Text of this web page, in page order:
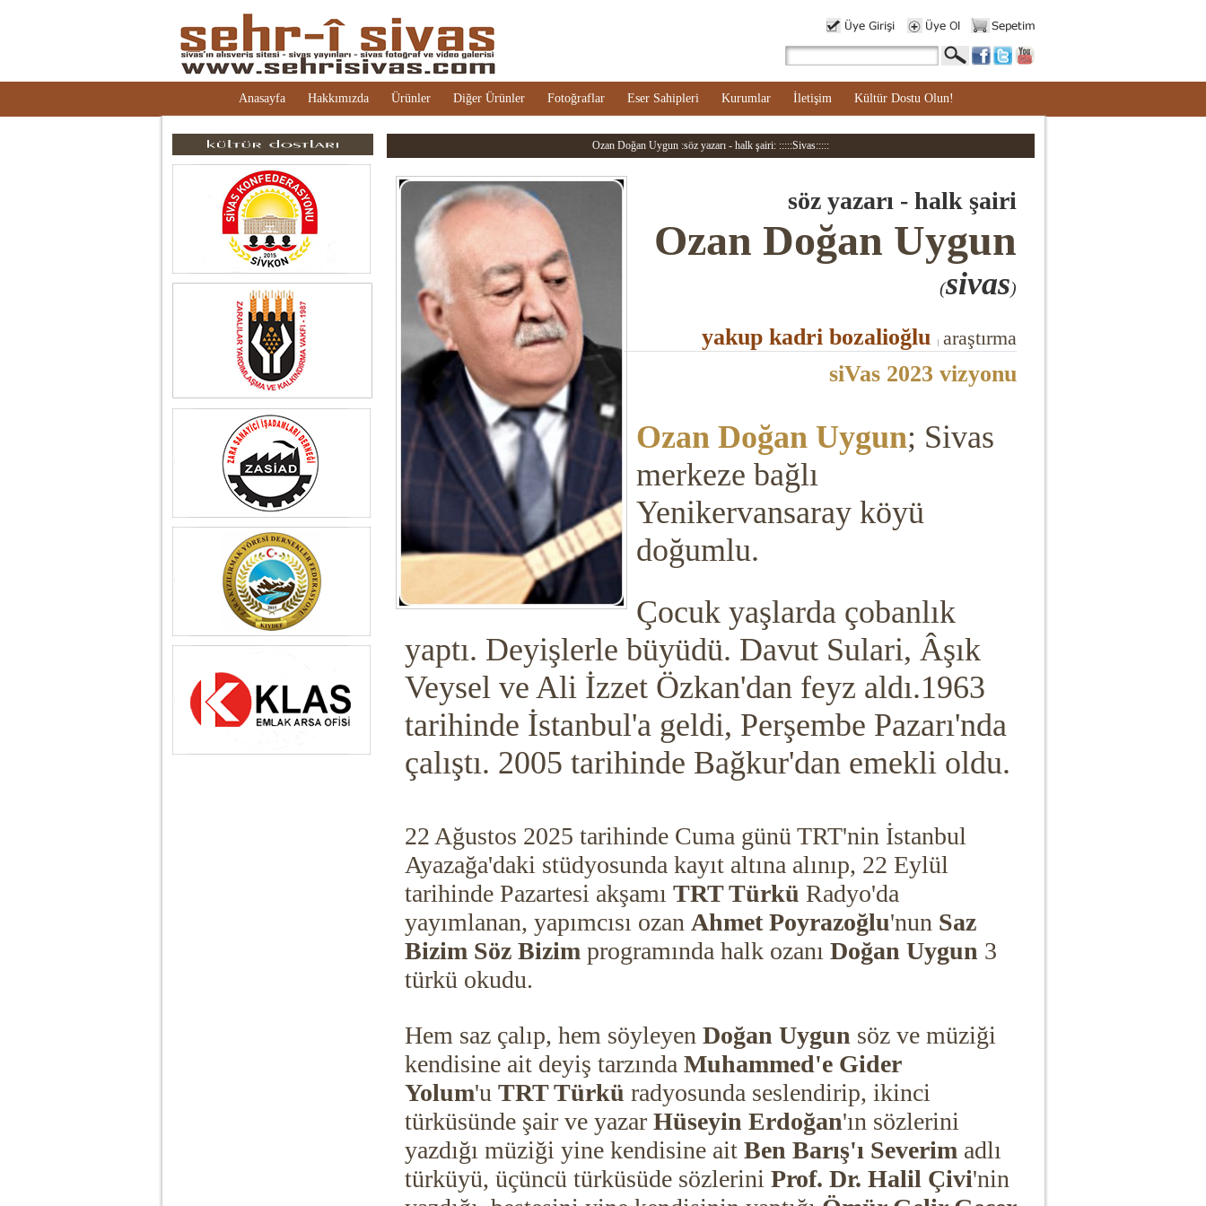
Anasayfa Hakkımızda Ürünler Diğer Ürünler Fotoğraflar Eser Sahipleri Kurumlar İletişim Kültür Dostu Olun!
Ozan Doğan Uygun :söz yazarı - halk şairi: :::::Sivas:::::
söz yazarı - halk şairi
Ozan Doğan Uygun
(sivas)
yakup kadri bozalioğlu araştırma
siVas 2023 vizyonu
Ozan Doğan Uygun; Sivas
merkeze bağlı
Yenikervansaray köyü
doğumlu.
Çocuk yaşlarda çobanlık
yaptı. Deyişlerle büyüdü. Davut Sulari, Âşık
Veysel ve Ali İzzet Özkan'dan feyz aldı.1963
tarihinde İstanbul'a geldi, Perşembe Pazarı'nda
çalıştı. 2005 tarihinde Bağkur'dan emekli oldu.
22 Ağustos 2025 tarihinde Cuma günü TRT'nin İstanbul
Ayazağa'daki stüdyosunda kayıt altına alınıp, 22 Eylül
tarihinde Pazartesi akşamı TRT Türkü Radyo'da
yayımlanan, yapımcısı ozan Ahmet Poyrazoğlu'nun Saz
Bizim Söz Bizim programında halk ozanı Doğan Uygun 3
türkü okudu.
Hem saz çalıp, hem söyleyen Doğan Uygun söz ve müziği
kendisine ait deyiş tarzında Muhammed'e Gider
Yolum'u TRT Türkü radyosunda seslendirip, ikinci
türküsünde şair ve yazar Hüseyin Erdoğan'ın sözlerini
yazdığı müziği yine kendisine ait Ben Barış'ı Severim adlı
türküyü, üçüncü türküsüde sözlerini Prof. Dr. Halil Çivi'nin